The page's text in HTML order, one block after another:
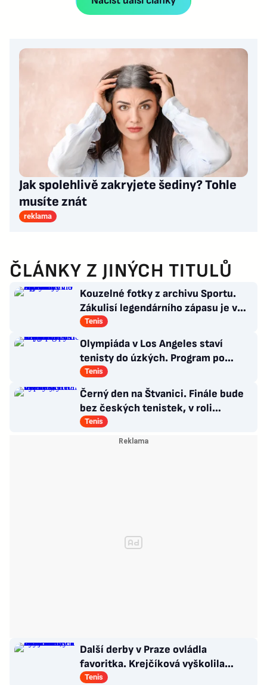
Jak spolehlivě zakryjete šediny? Tohle
musíte znát
reklama
ČLÁNKY Z JINÝCH TITULŮ
Kouzelné fotky z archivu Sportu.
Zákulisí legendárního zápasu je v
Síni slávy na Štvanici
Tenis
Olympiáda v Los Angeles staví
tenisty do úzkých. Program po
Wimbledonu mnohé z nich nepotěší
Tenis
Černý den na Štvanici. Finále bude
bez českých tenistek, v roli
favoritek vypadly
Tenis
Další derby v Praze ovládla
favoritka. Krejčíková vyškolila
Šalkovou, zbytek Češek ale smutní
Tenis